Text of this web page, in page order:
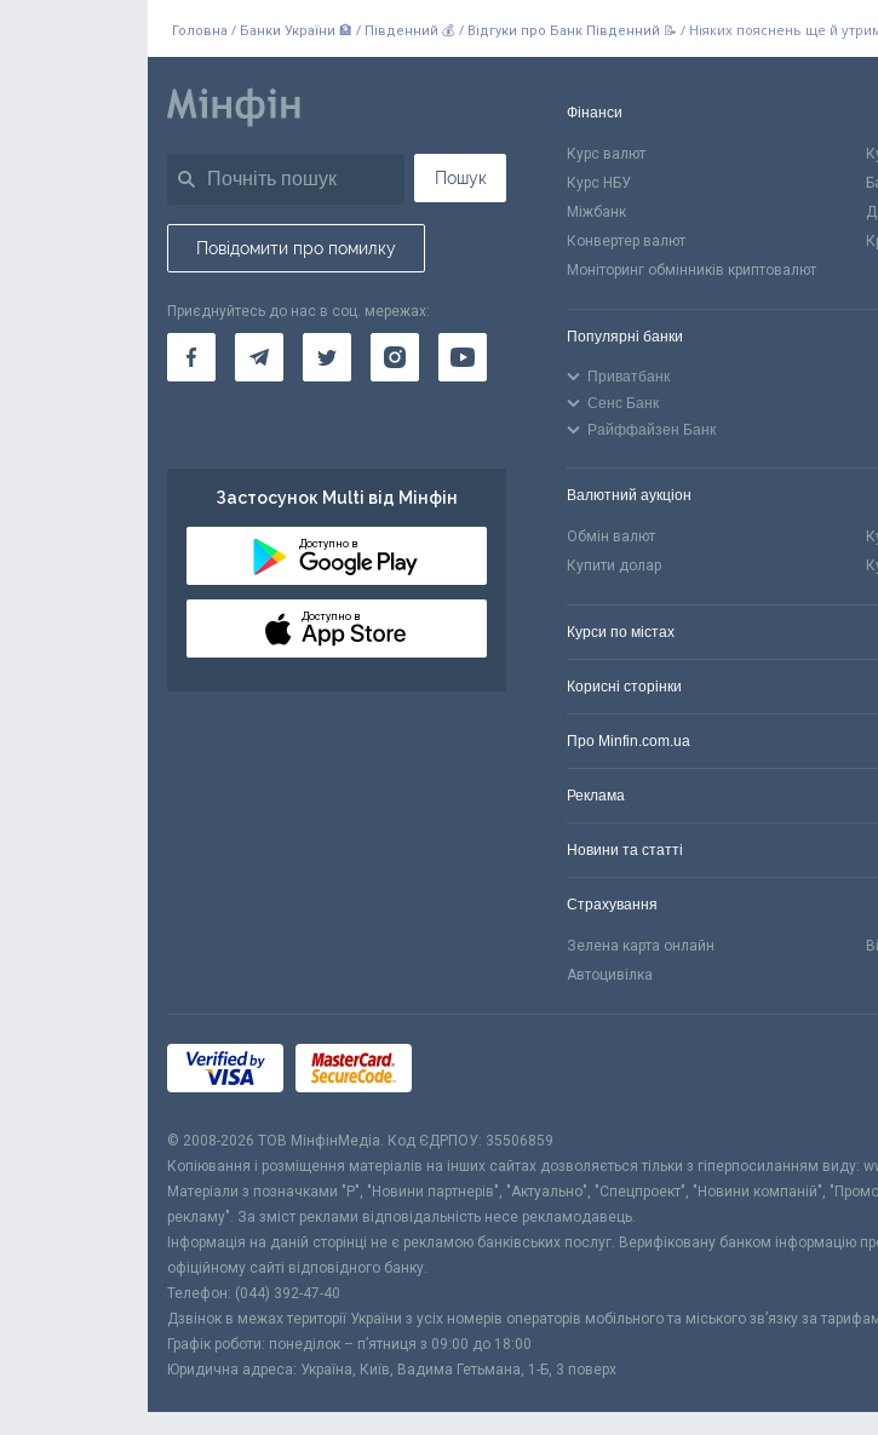
Головна / Банки України 🏦 / Південний 💰 / Відгуки про Банк Південний 📝 / Ніяких пояснень ще й
Пошук
Повідомити про помилку
Приєднуйтесь до нас в соц. мережах:
Застосунок Multi від Мінфін
Доступно в
Доступно в
Фінанси
Курс валют
Курс НБУ
Міжбанк
Конвертер валют
Моніторинг обмінників криптовалют
Популярні банки
Приватбанк
Сенс Банк
Райффайзен Банк
Валютний аукціон
Обмін валют
Купити долар
Курси по містах
Корисні сторінки
Про Minfin.com.ua
Реклама
Новини та статті
Страхування
Зелена карта онлайн
Автоцивілка
© 2008-2026 ТОВ МiнфiнМедiа. Код ЄДРПОУ: 35506859
Копіювання і розміщення матеріалів на інших сайтах дозволяється тільки з гіперпосиланням виду:
Матеріали з позначками "Р", "Новини партнерів", "Актуально", "Спецпроект", "Новини компаній",
рекламу". За зміст реклами відповідальність несе рекламодавець.
Інформація на даній сторінці не є рекламою банківських послуг. Верифіковану банком інформацію
офіційному сайті відповідного банку.
Телефон: (044) 392-47-40
Дзвінок в межах території України з усіх номерів операторів мобільного та міського зв’язку за
Графік роботи: понеділок – п’ятниця з 09:00 до 18:00
Юридична адреса: Україна, Київ, Вадима Гетьмана, 1-Б, 3 поверх